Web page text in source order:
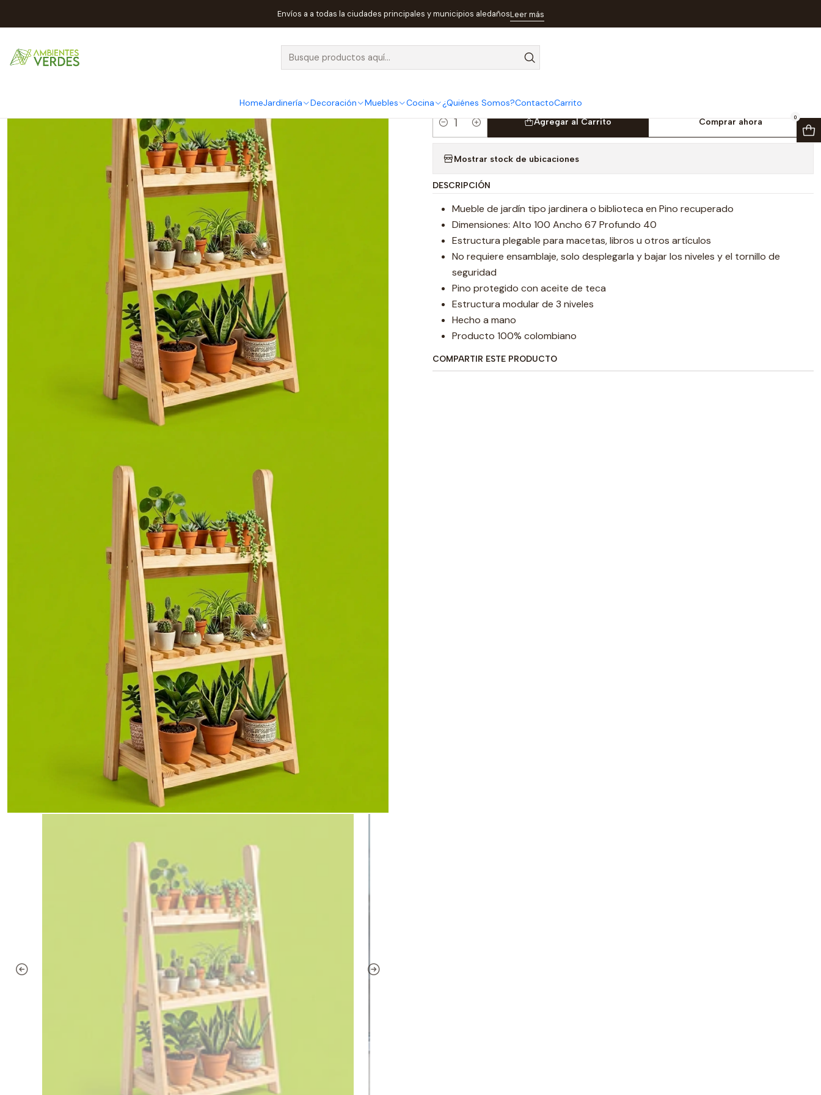
HomeJardinería Decoración Muebles Cocina ¿Quiénes Somos?ContactoCarrito
0
Envíos a a todas la ciudades principales y municipios aledañosLeer más
Muebles Jardín Mueble Jardín Jardinera Plegable En Madera Pino 100 X 67 Cm
Mueble Jardín Jardinera Plegable En
Cantidad
Agregar al Carrito Comprar ahora
Mostrar stock de ubicaciones
DESCRIPCIÓN
Mueble de jardín tipo jardinera o biblioteca en Pino recuperado
Dimensiones: Alto 100 Ancho 67 Profundo 40
Estructura plegable para macetas, libros u otros artículos
No requiere ensamblaje, solo desplegarla y bajar los niveles y el tornillo de
seguridad
Pino protegido con aceite de teca
Estructura modular de 3 niveles
Hecho a mano
Producto 100% colombiano
COMPARTIR ESTE PRODUCTO